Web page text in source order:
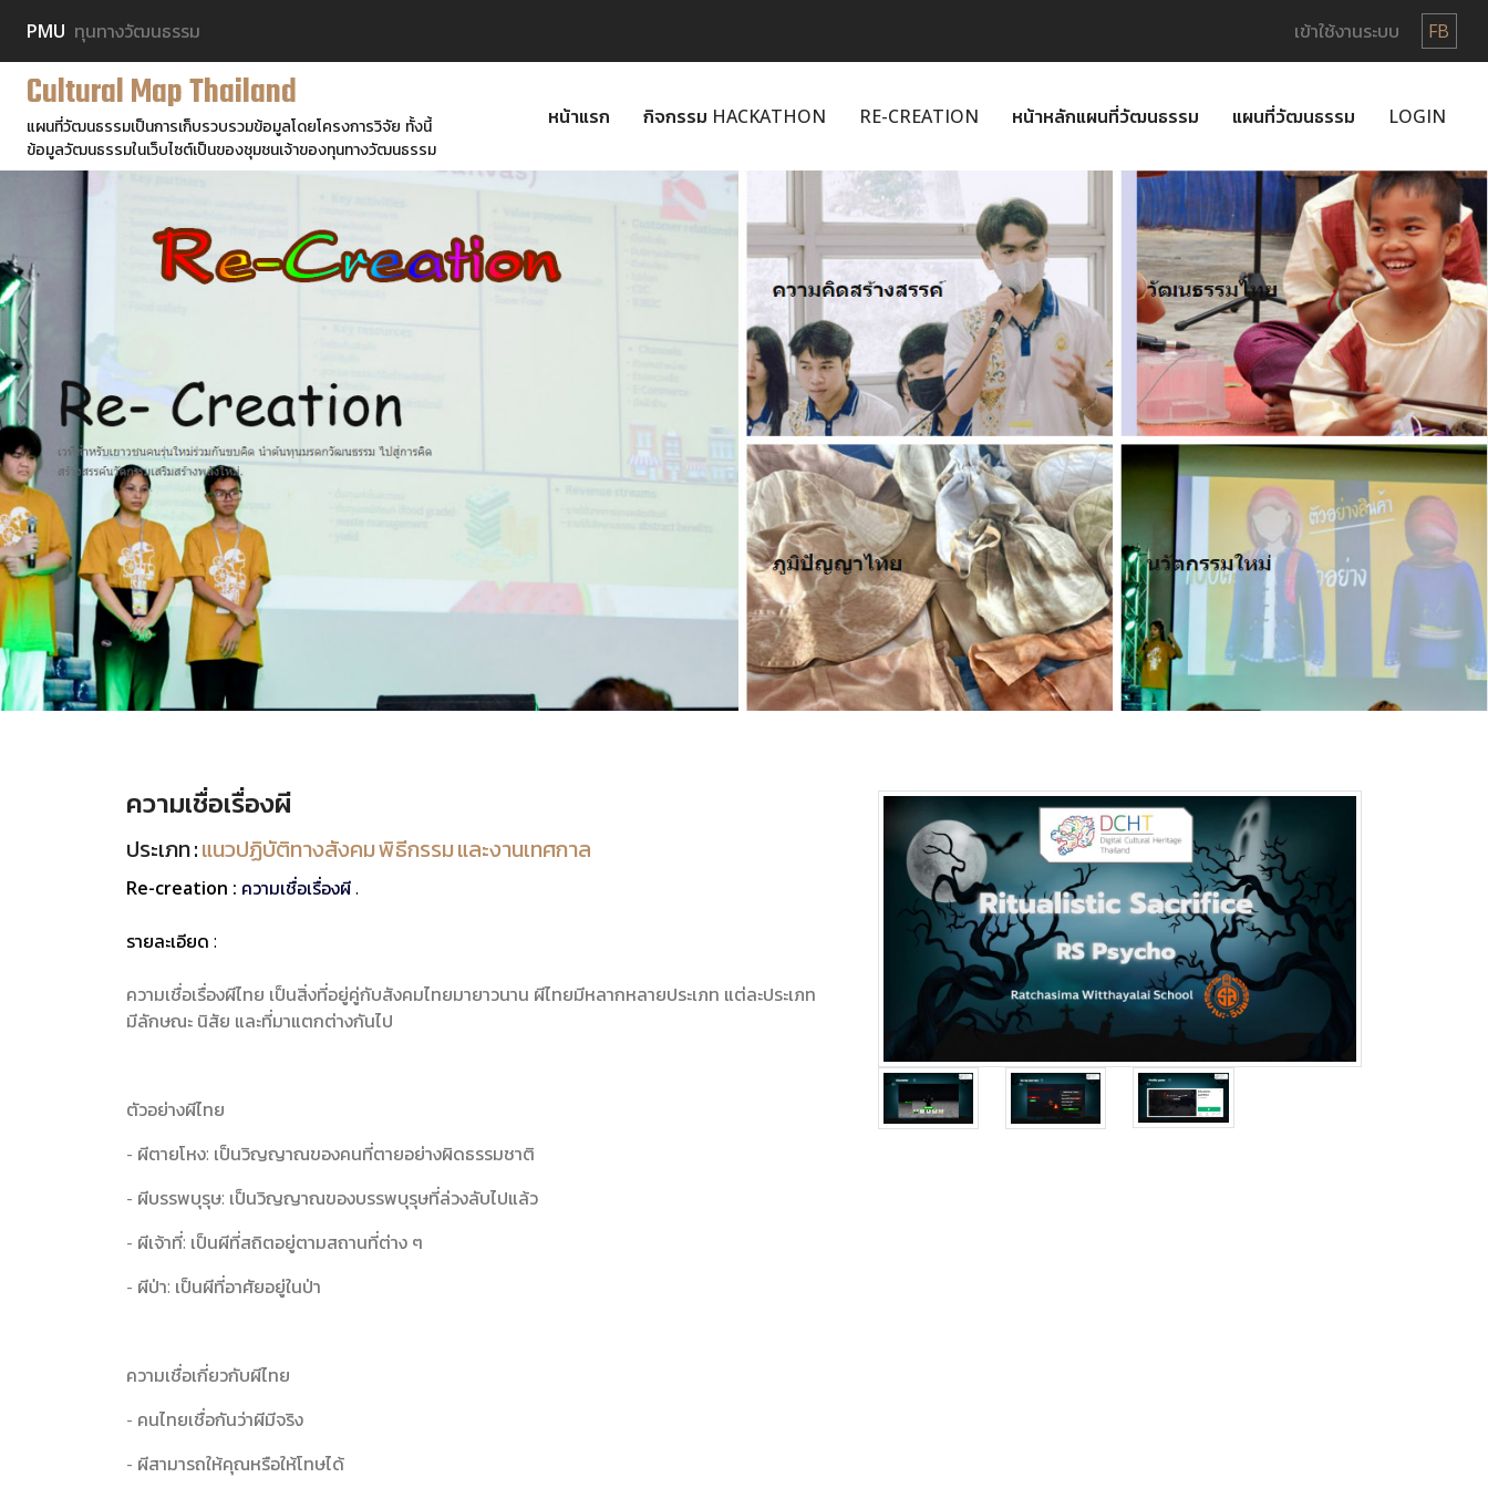
PMU ทุนทางวัฒนธรรม เข้าใช้งานระบบ FB
Cultural Map Thailand
แผนที่วัฒนธรรมเป็นการเก็บรวบรวมข้อมูลโดยโครงการวิจัย ทั้งนี้
ข้อมูลวัฒนธรรมในเว็บไซต์เป็นของชุมชนเจ้าของทุนทางวัฒนธรรม
หน้าแรก กิจกรรม HACKATHON RE-CREATION หน้าหลักแผนที่วัฒนธรรม แผนที่วัฒนธรรม LOGIN
ความเชื่อเรื่องผี
ประเภท :แนวปฏิบัติทางสังคม พิธีกรรม และงานเทศกาล
Re-creation : ความเชื่อเรื่องผี .
รายละเอียด :
ความเชื่อเรื่องผีไทย เป็นสิ่งที่อยู่คู่กับสังคมไทยมายาวนาน ผีไทยมีหลากหลายประเภท แต่ละประเภท
มีลักษณะ นิสัย และที่มาแตกต่างกันไป
ตัวอย่างผีไทย
- ผีตายโหง: เป็นวิญญาณของคนที่ตายอย่างผิดธรรมชาติ
- ผีบรรพบุรุษ: เป็นวิญญาณของบรรพบุรุษที่ล่วงลับไปแล้ว
- ผีเจ้าที่: เป็นผีที่สถิตอยู่ตามสถานที่ต่าง ๆ
- ผีป่า: เป็นผีที่อาศัยอยู่ในป่า
ความเชื่อเกี่ยวกับผีไทย
- คนไทยเชื่อกันว่าผีมีจริง
- ผีสามารถให้คุณหรือให้โทษได้